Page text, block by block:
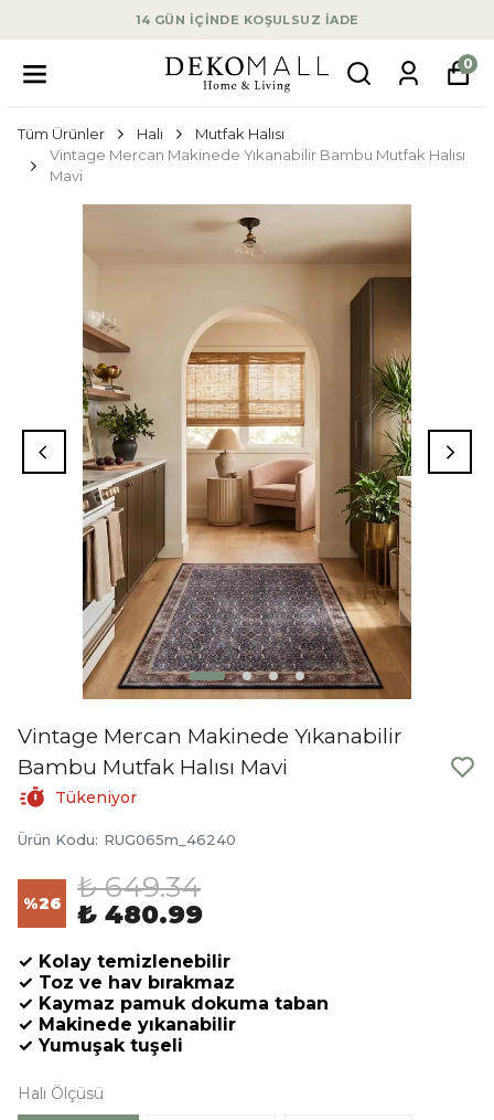
14 GÜN İÇİNDE KOŞULSUZ İADE
0
Tüm Ürünler Halı
Mutfak Halısı
Vintage Mercan Makinede Yıkanabilir Bambu Mutfak Halısı
Mavi
Vintage Mercan Makinede Yıkanabilir
Bambu Mutfak Halısı Mavi
Tükeniyor
Ürün Kodu: RUG065m_46240
%26 ₺ 649.34
₺ 480.99
✓ Kolay temizlenebilir
✓ Toz ve hav bırakmaz
✓ Kaymaz pamuk dokuma taban
✓ Makinede yıkanabilir
✓ Yumuşak tuşeli
Halı Ölçüsü